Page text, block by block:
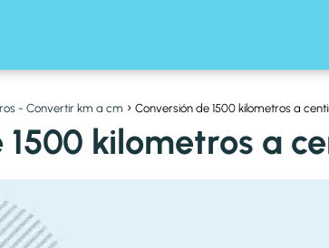
- Convertir km a cm Conversión de 1500 kilometros a
1500 kilometros a